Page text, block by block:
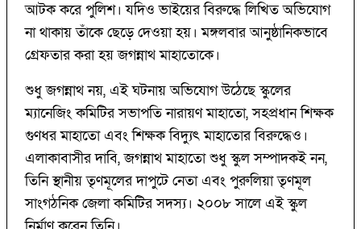
আটক করে পুলিশ। যদিও ভাইয়ের বিরুদ্ধে লিখিত অভিযোগ
না থাকায় তাঁকে ছেড়ে দেওয়া হয়। মঙ্গলবার আনুষ্ঠানিকভাবে
গ্রেফতার করা হয় জগন্নাথ মাহাতোকে।
শুধু জগন্নাথ নয়, এই ঘটনায় অভিযোগ উঠেছে স্কুলের
ম্যানেজিং কমিটির সভাপতি নারায়ণ মাহাতো, সহপ্রধান শিক্ষক
গুণধর মাহাতো এবং শিক্ষক বিদ্যুৎ মাহাতোর বিরুদ্ধেও।
এলাকাবাসীর দাবি, জগন্নাথ মাহাতো শুধু স্কুল সম্পাদকই নন,
তিনি স্থানীয় তৃণমূলের দাপুটে নেতা এবং পুরুলিয়া তৃণমূল
সাংগঠনিক জেলা কমিটির সদস্য। ২০০৮ সালে এই স্কুল